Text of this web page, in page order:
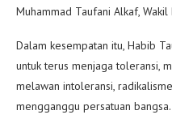
Muhammad Taufani Alkaf,
Dalam kesempatan itu, Habib
untuk terus menjaga toleransi,
melawan intoleransi,
mengganggu persatuan bangsa.